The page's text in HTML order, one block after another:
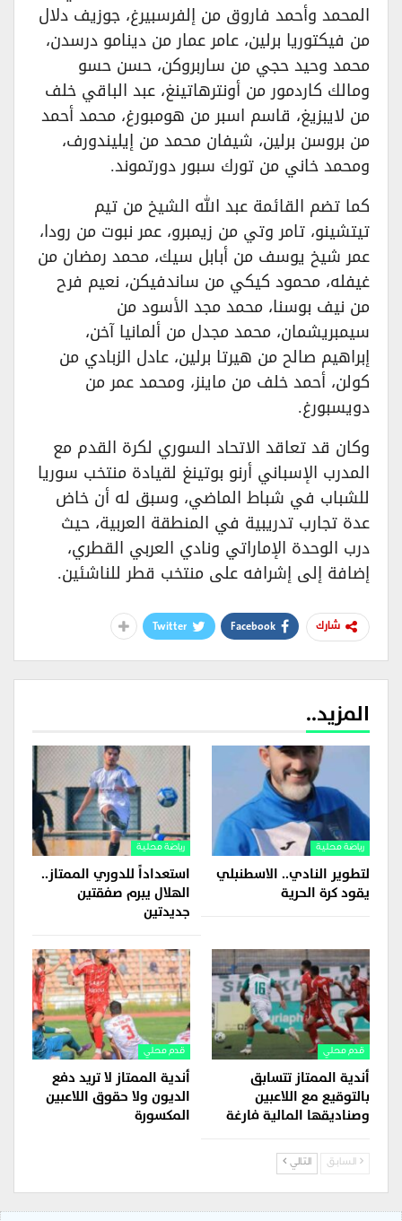
المحمد وأحمد فاروق من إلفرسبيرغ، جوزيف دلال
من فيكتوريا برلين، عامر عمار من دينامو درسدن،
محمد وحيد حجي من ساربروكن، حسن حسو
ومالك كاردمور من أونترهاتينغ، عبد الباقي خلف
من لايبزيغ، قاسم اسبر من هومبورغ، محمد أحمد
من بروسن برلين، شيفان محمد من إيليندورف،
ومحمد خاني من تورك سبور دورتموند.
كما تضم القائمة عبد الله الشيخ من تيم
تيتشينو، تامر وتي من زيمبرو، عمر نبوت من رودا،
عمر شيخ يوسف من أبابل سيك، محمد رمضان من
غيفله، محمود كيكي من ساندفيكن، نعيم فرح
من نيف بوسنا، محمد مجد الأسود من
سيمبريشمان، محمد مجدل من ألمانيا آخن،
إبراهيم صالح من هيرتا برلين، عادل الزبادي من
كولن، أحمد خلف من ماينز، ومحمد عمر من
دويسبورغ.
وكان قد تعاقد الاتحاد السوري لكرة القدم مع
المدرب الإسباني أرنو بوتينغ لقيادة منتخب سوريا
للشباب في شباط الماضي، وسبق له أن خاض
عدة تجارب تدريبية في المنطقة العربية، حيث
درب الوحدة الإماراتي ونادي العربي القطري،
إضافة إلى إشرافه على منتخب قطر للناشئين.
شارك Facebook
Twitter
المزيد..
رياضة محلية
لتطوير النادي.. الاسطنبلي
يقود كرة الحرية
رياضة محلية
استعداداً للدوري الممتاز..
الهلال يبرم صفقتين
جديدتين
قدم محلي
أندية الممتاز تتسابق
بالتوقيع مع اللاعبين
وصناديقها المالية فارغة
قدم محلي
أندية الممتاز لا تريد دفع
الديون ولا حقوق اللاعبين
المكسورة
السابق التالي